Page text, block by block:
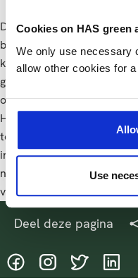
Cookies on HAS green
We only use necessary
allow other cookies for
Use
De sensoren dragen
bewustzijn om versneld
klimaatadaptatie. Ze
gesprek zijn. Andries van
om te zien dat jullie zover
HAS green academy
toepassingsmogelijkheden
infrastructuur. Ook wordt
nagedacht over een
vervolgd!
Deel deze pagina
@HASgreenacademy